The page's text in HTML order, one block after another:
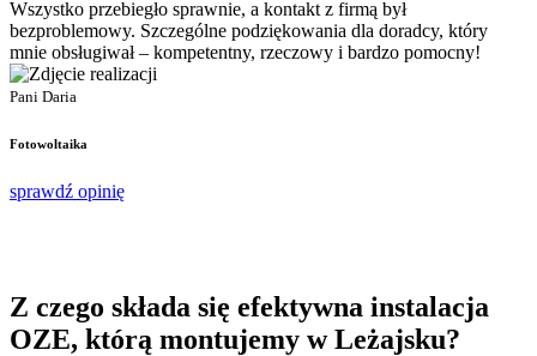
Wszystko przebiegło sprawnie, a kontakt z firmą był
bezproblemowy. Szczególne podziękowania dla doradcy, który
mnie obsługiwał – kompetentny, rzeczowy i bardzo pomocny!
Pani Daria
Fotowoltaika
sprawdź opinię
Z czego składa się efektywna instalacja
OZE, którą montujemy w Leżajsku?